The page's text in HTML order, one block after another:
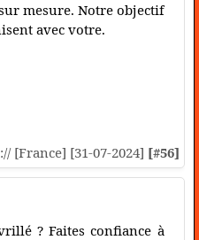
mesure. Notre objectif
avec votre.
:// [France] [31-07-2024] [#56]
? Faites confiance à